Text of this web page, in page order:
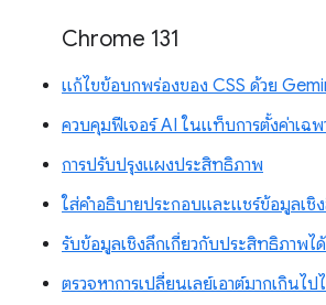
Chrome 131
แก้ไขข้อบกพร่องของ CSS ด้วย
ควบคุมฟีเจอร์ AI ในแท็บการตั้งค่าเฉพ
การปรับปรุงแผงประสิทธิภาพ
ใส่คำอธิบายประกอบและแชร์ข้อมูลเชิ
รับข้อมูลเชิงลึกเกี่ยวกับประสิทธิภาพ
ตรวจหาการเปลี่ยนเลย์เอาต์มากเกินไป